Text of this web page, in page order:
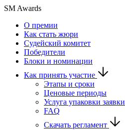
SM Awards
О премии
Как стать жюри
Судейский комитет
Победители
Блоки и номинации
Как принять участие
Этапы и сроки
Ценовые периоды
Услуга упаковки заявки
FAQ
Скачать регламент